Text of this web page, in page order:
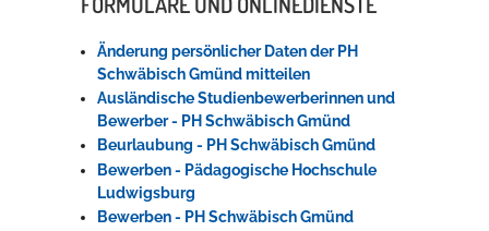
Änderung persönlicher Daten der PH
Schwäbisch Gmünd mitteilen
Ausländische Studienbewerberinnen und
Bewerber - PH Schwäbisch Gmünd
Beurlaubung - PH Schwäbisch Gmünd
Bewerben - Pädagogische Hochschule
Ludwigsburg
Bewerben - PH Schwäbisch Gmünd